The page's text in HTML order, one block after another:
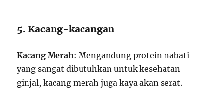
5. Kacang-kacangan
Kacang Merah: Mengandung protein nabati
yang sangat dibutuhkan untuk kesehatan
ginjal, kacang merah juga kaya akan serat.